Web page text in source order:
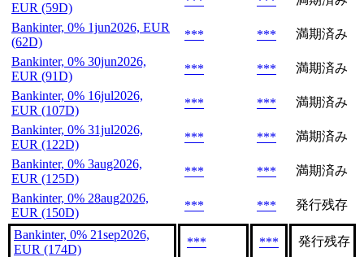
EUR (59D)
Bankinter, 0% 1jun2026, EUR
(62D)
*** ***
満期済み
Bankinter, 0% 30jun2026,
EUR (91D)
*** ***
満期済み
Bankinter, 0% 16jul2026,
EUR (107D)
*** ***
満期済み
Bankinter, 0% 31jul2026,
EUR (122D)
*** ***
満期済み
Bankinter, 0% 3aug2026,
EUR (125D)
*** ***
満期済み
Bankinter, 0% 28aug2026,
EUR (150D)
*** *** 発行残存
Bankinter, 0% 21sep2026,
EUR (174D)
*** *** 発行残存